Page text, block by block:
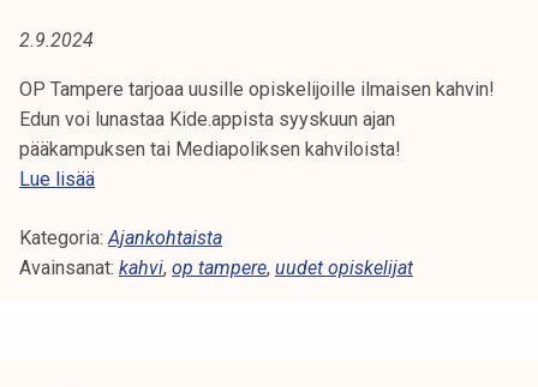
i
k
o
k
e
a
k
K
A
V
2.9.2024
OP Tampere tarjoaa uusille opiskelijoille ilmaisen kahvin!
Edun voi lunastaa Kide.appista syyskuun ajan
pääkampuksen tai Mediapoliksen kahviloista!
Lue lisääI
m
a
Kategoria:Ajankohtaista
Avainsanat: kahvi, op tampere, uudet opiskelijat